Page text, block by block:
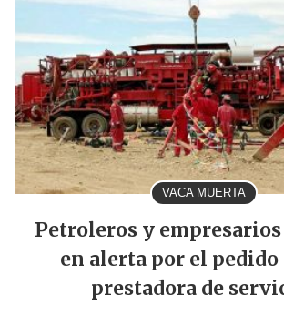
VACA MUERTA
Petroleros y empresarios
en alerta por el pedido
prestadora de